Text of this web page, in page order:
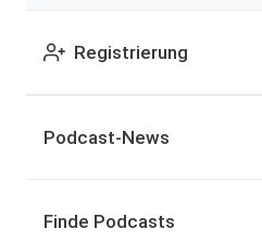
Registrierung
Podcast-News
Finde Podcasts